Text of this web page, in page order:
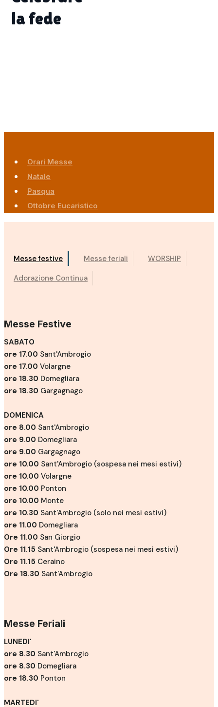
la fede
Orari Messe
Natale
Pasqua
Ottobre Eucaristico
Messe festive Messe feriali
WORSHIP
Adorazione Continua
Messe Festive
SABATO
ore 17.00 Sant'Ambrogio
ore 17.00 Volargne
ore 18.30 Domegliara
ore 18.30 Gargagnago
DOMENICA
ore 8.00 Sant'Ambrogio
ore 9.00 Domegliara
ore 9.00 Gargagnago
ore 10.00 Sant'Ambrogio (sospesa nei mesi estivi)
ore 10.00 Volargne
ore 10.00 Ponton
ore 10.00 Monte
ore 10.30 Sant'Ambrogio (solo nei mesi estivi)
ore 11.00 Domegliara
Ore 11.00 San Giorgio
Ore 11.15 Sant'Ambrogio (sospesa nei mesi estivi)
Ore 11.15 Ceraino
Ore 18.30 Sant'Ambrogio
Messe Feriali
LUNEDI'
ore 8.30 Sant'Ambrogio
ore 8.30 Domegliara
ore 18.30 Ponton
MARTEDI'